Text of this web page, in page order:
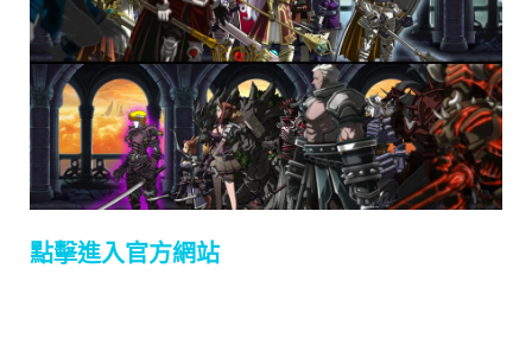
點擊進入官方網站